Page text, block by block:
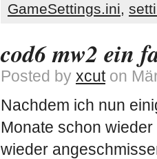
GameSettings.ini,
cod6 mw2 ein
Posted by xcuton
Nachdem ich nun
Monate schon
wieder